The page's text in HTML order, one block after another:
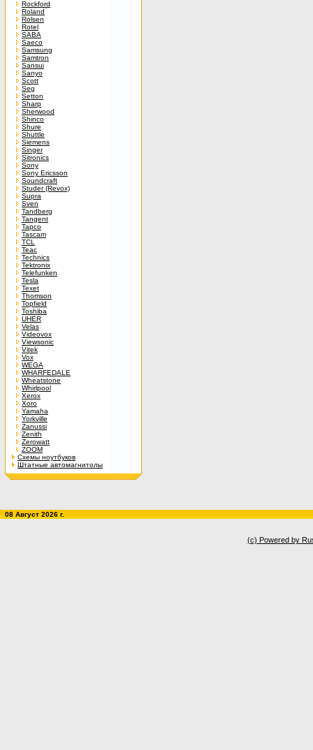
Rockford
Roland
Rolsen
Rotel
SABA
Saeco
Samsung
Samtron
Sansui
Sanyo
Scott
Seg
Setton
Sharp
Sherwood
Shinco
Shure
Shuttle
Siemens
Singer
Sitronics
Sony
Sony Ericsson
Soundcraft
Studer (Revox)
Supra
Sven
Tandberg
Tangent
Tapco
Tascam
TCL
Teac
Technics
Tektronix
Telefunken
Tesla
Texet
Thomson
Topfield
Toshiba
UHER
Velas
Videovox
Viewsonic
Vitek
Vox
WEGA
WHARFEDALE
Wheatstone
Whirlpool
Xerox
Xoro
Yamaha
Yorkville
Zanussi
Zenith
Zerowatt
ZOOM
Схемы ноутбуков
Штатные автомагнитолы
08 Август 2026 г.
(c) Powered by